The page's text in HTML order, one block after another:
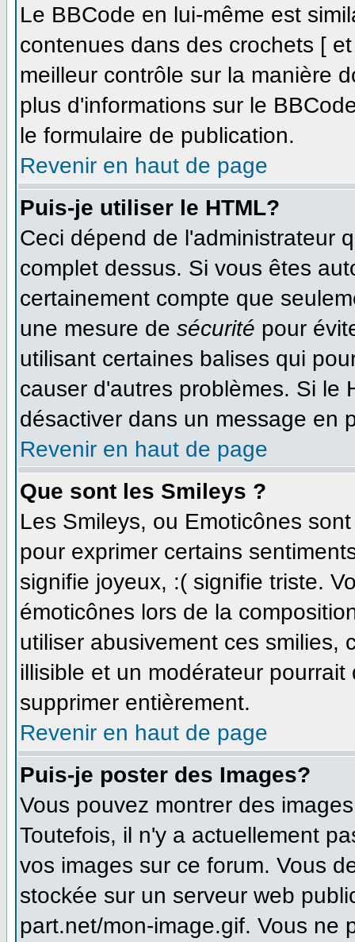
Le BBCode en lui-même est
contenues dans des crochets [
meilleur contrôle sur la manière
plus d'informations sur le
le formulaire de publication.
Revenir en haut de page
Puis-je utiliser le HTML?
Ceci dépend de l'administrateur
complet dessus. Si vous êtes
certainement compte que
une mesure de sécurité pour
utilisant certaines balises qui
causer d'autres problèmes. Si le
désactiver dans un message en
Revenir en haut de page
Que sont les Smileys ?
Les Smileys, ou Emoticônes
pour exprimer certains
signifie joyeux, :( signifie triste.
émoticônes lors de la
utiliser abusivement ces smilies,
illisible et un modérateur
supprimer entièrement.
Revenir en haut de page
Puis-je poster des Images?
Vous pouvez montrer des
Toutefois, il n'y a actuellement
vos images sur ce forum. Vous
stockée sur un serveur web
part.net/mon-image.gif. Vous ne